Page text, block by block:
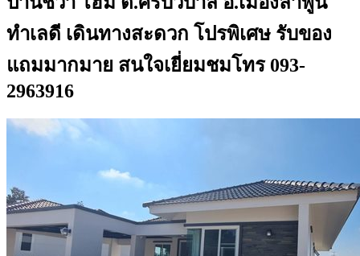
ทำเลดี เดินทางสะดวก โปรพิเศษ รับของ
แถมมากมาย สนใจเยี่ยมชมโทร 093-
2963916